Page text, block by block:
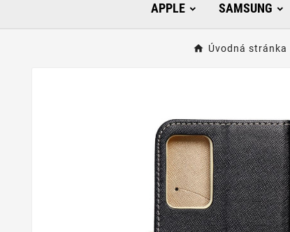
APPLE SAMSUNG
Úvodná stránka